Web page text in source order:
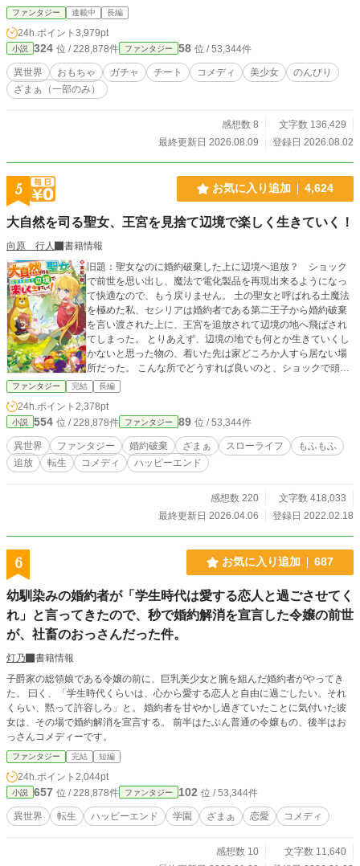
者、果ては伝説の竜までが訪れる事に。 現代技術を置き去りにした謎の高性
能おもちゃで、ハルトは今日ものんびりお店を開店中！
ファンタジー 連載中 長編
24h.ポイント 3,979pt
小説 324 位 / 228,878件 ファンタジー 58 位 / 53,344件
異世界 おもちゃ ガチャ チート コメディ 美少女
のんびり
ざまぁ（一部のみ）
感想数 8
文字数 136,429
最終更新日 2026.08.09
登録日 2026.08.02
5 お気に入り追加 4,624
大自然を司る聖女、王宮を見捨て辺境で楽しく生きていく！
向原 行人
書籍情報
旧題：聖女なのに婚約破棄した上に辺境へ追放？ ショック
で前世を思い出し、魔法で電化製品を再現出来るようになっ
て快適なので、もう戻りません。 土の聖女と呼ばれる土魔法
を極めた私、セシリアは婚約者である第二王子から婚約破棄
を言い渡された上に、王宮を追放されて辺境の地へ飛ばされ
てしまった。 とりあえず、辺境の地でも何とか生きていくし
かないと思った物の、着いた先は家どころか人すら居ない場
所だった。 こんな所でどうすれば良いのと、ショックで頭が
真っ白になった瞬間、突然前世の――日本の某家電量販店の
販売員として働いていた記憶が蘇る。 土魔法で家や畑を作
り、具現化魔法で家電製品を再現し……あれ？ 王宮暮らし
より遥かに快適なんですけど！ 一方、王宮での私がしていた
仕事を出来る者が居ないらしく、戻って来いと言われるけ
ど、モフモフな動物さんたちと一緒に快適で幸せに暮らして
居るので、お断りします。 ※第○話：主人公視点 挿話○：タ
ファンタジー 完結 長編
24h.ポイント 2,378pt
小説 554 位 / 228,878件 ファンタジー 89 位 / 53,344件
異世界 ファンタジー 婚約破棄 ざまぁ スローライフ
もふもふ
追放
転生 コメディ ハッピーエンド
感想数 220
文字数 418,033
最終更新日 2026.04.06
登録日 2022.02.18
6 お気に入り追加 687
幼馴染みの婚約者が「学生時代は愛する恋人と過ごさせてく
れ」と言ってきたので、秒で婚約解消を宣言した令嬢の前世
が、社畜のおっさんだった件。
灯乃
書籍情報
子爵家の総領娘である令嬢の前に、巨乳美少女と腕を組んだ婚約者がやってき
た。 曰く、「学生時代くらいは、心から愛する恋人と自由に過ごしたい。それ
くらい、黙って許容しろ」と。 婚約者を甘やかし過ぎていたことに気付いた彼
女は、その場で婚約解消を宣言する。 前半はたぶん普通の令嬢もの、後半はお
っさんコメディーです。
ファンタジー 完結 短編
24h.ポイント 2,044pt
小説 657 位 / 228,878件 ファンタジー 102 位 / 53,344件
異世界 転生 ハッピーエンド 学園 ざまぁ 恋愛 コメディ
感想数 10
文字数 11,640